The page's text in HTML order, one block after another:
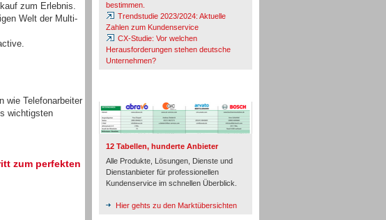
zum Erlebnis.
Welt der Multi-
wie Telefonarbeiter
wichtigsten
zum perfekten
bestimmen.
Trendstudie 2023/2024: Aktuelle
Zahlen zum Kundenservice
CX-Studie: Vor welchen
Herausforderungen stehen deutsche
Unternehmen?
12 Tabellen, hunderte Anbieter
Alle Produkte, Lösungen, Dienste und
Dienstanbieter für professionellen
Kundenservice im schnellen Überblick.
Hier gehts zu den Marktübersichten